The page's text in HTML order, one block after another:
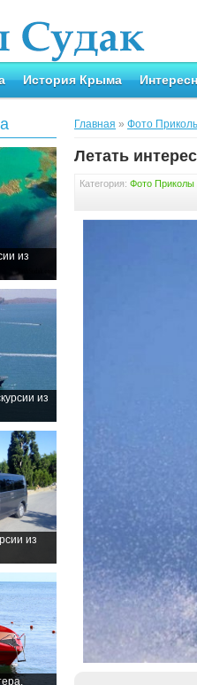
История Крыма
из
из
из
Главная » Фото
Летать
Категория: Фото Приколы